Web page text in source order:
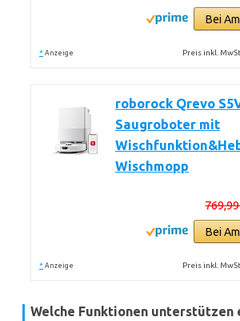
Bei
* Anzeige Preis inkl.
roborock Qrevo
Saugroboter mit
Wischmopp
Bei
* Anzeige Preis inkl.
Welche Funktionen unterstützen